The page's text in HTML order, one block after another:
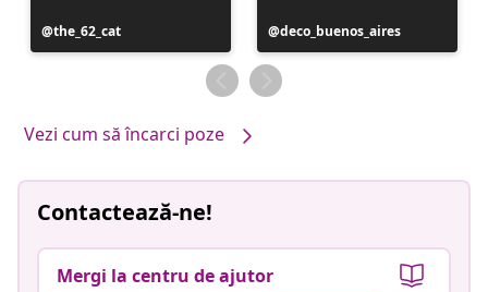
Postare
publicată
the_62_cat
Postare
publicată
de
deco_buenos_aires
Vezi cum să încarci poze
Contactează-ne!
Mergi la centru de ajutor